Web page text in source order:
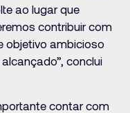
ao lugar que
contribuir com
objetivo ambicioso
conclui
contar com